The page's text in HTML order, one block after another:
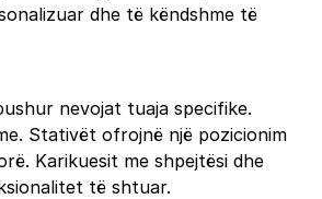
dhe të këndshme të
nevojat tuaja specifike.
Stativët ofrojnë një pozicionim
Karikuesit me shpejtësi dhe
të shtuar.